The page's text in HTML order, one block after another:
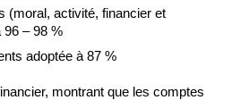
(moral, activité, financier et
96 – 98 %
adoptée à 87 %
montrant que les comptes